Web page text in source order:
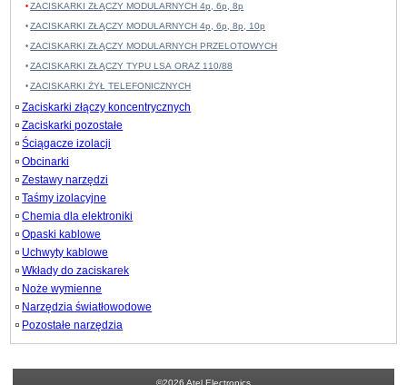
ZACISKARKI ZŁĄCZY MODULARNYCH 4p, 6p, 8p
ZACISKARKI ZŁĄCZY MODULARNYCH 4p, 6p, 8p, 10p
ZACISKARKI ZŁĄCZY MODULARNYCH PRZELOTOWYCH
ZACISKARKI ZŁĄCZY TYPU LSA ORAZ 110/88
ZACISKARKI ŻYŁ TELEFONICZNYCH
Zaciskarki złączy koncentrycznych
Zaciskarki pozostałe
Ściągacze izolacji
Obcinarki
Zestawy narzędzi
Taśmy izolacyjne
Chemia dla elektroniki
Opaski kablowe
Uchwyty kablowe
Wkłady do zaciskarek
Noże wymienne
Narzędzia światłowodowe
Pozostałe narzędzia